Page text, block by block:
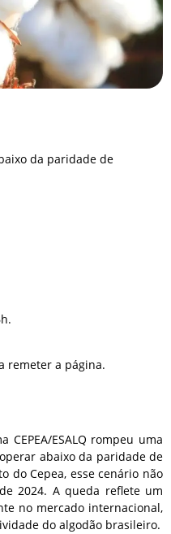
da paridade de
remeter a página.
ESALQ rompeu uma
abaixo da paridade de
do Cepea, esse cenário não
2024. A queda reflete um
no mercado internacional,
do algodão brasileiro.